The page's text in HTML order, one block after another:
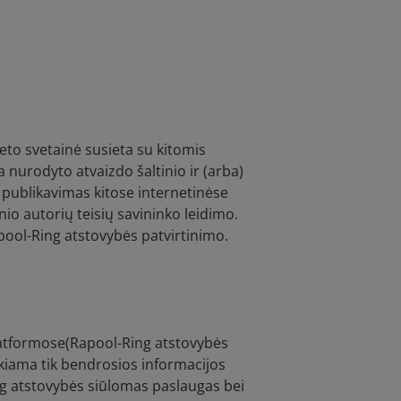
svetainė susieta su kitomis
nurodyto atvaizdo šaltinio ir (arba)
kitose internetinėse
autorių teisių savininko leidimo.
Ring atstovybės patvirtinimo.
Ring atstovybės
tik bendrosios informacijos
atstovybės siūlomas paslaugas bei